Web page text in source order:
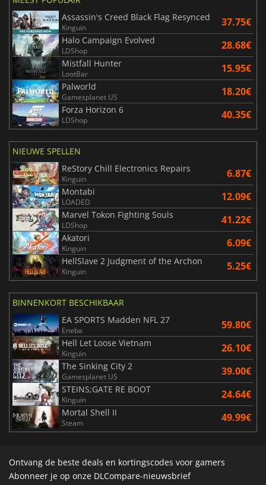
Assassin's Creed Black Flag Resynced
Kinguin 37.75€
Halo Campaign Evolved
LDShop 28.68€
Mistfall Hunter
LootBar 15.95€
Palworld
Gamesplanet US 18.20€
Forza Horizon 6
LDShop 40.35€
NIEUWE SPELLEN
ReStory Chill Electronics Repairs
Kinguin 6.87€
Montabi
LOADED 12.09€
Marvel Tokon Fighting Souls
LDShop 41.22€
Akatori
Kinguin 6.09€
HellSlave 2 Judgment of the Archon
Kinguin 5.25€
BINNENKORT BESCHIKBAAR
EA SPORTS Madden NFL 27
Eneba 59.80€
Hell Let Loose Vietnam
Kinguin 26.10€
The Sinking City 2
Gamesplanet US 39.00€
STEINS;GATE RE BOOT
Kinguin 24.64€
Mortal Shell II
Steam 49.99€
Ontvang de beste deals en kortingscodes voor gamers
Abonneer je op onze DLCompare-nieuwsbrief